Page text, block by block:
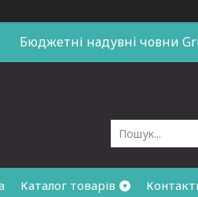
Бюджетні надувні човни
Каталог товарів